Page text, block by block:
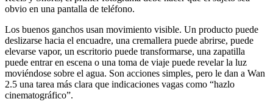
obvio en una pantalla de teléfono.
Los buenos ganchos usan movimiento visible. Un producto puede
deslizarse hacia el encuadre, una cremallera puede abrirse, puede
elevarse vapor, un escritorio puede transformarse, una zapatilla
puede entrar en escena o una toma de viaje puede revelar la luz
moviéndose sobre el agua. Son acciones simples, pero le dan a Wan
2.5 una tarea más clara que indicaciones vagas como “hazlo
cinematográfico”.